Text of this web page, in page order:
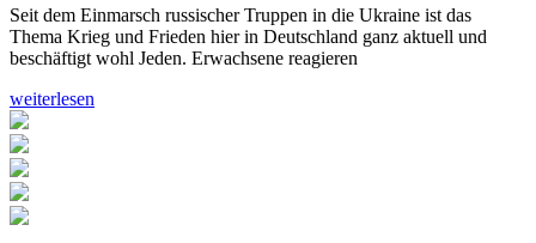
Seit dem Einmarsch russischer Truppen in die Ukraine ist das
Thema Krieg und Frieden hier in Deutschland ganz aktuell und
beschäftigt wohl Jeden. Erwachsene reagieren
weiterlesen